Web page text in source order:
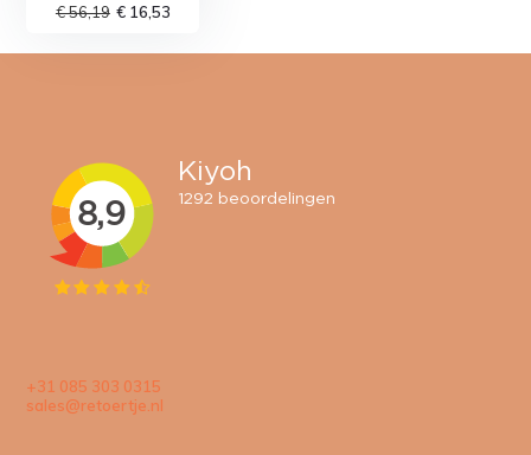
€ 56,19 € 16,53
+31 085 303 0315
sales@retoertje.nl